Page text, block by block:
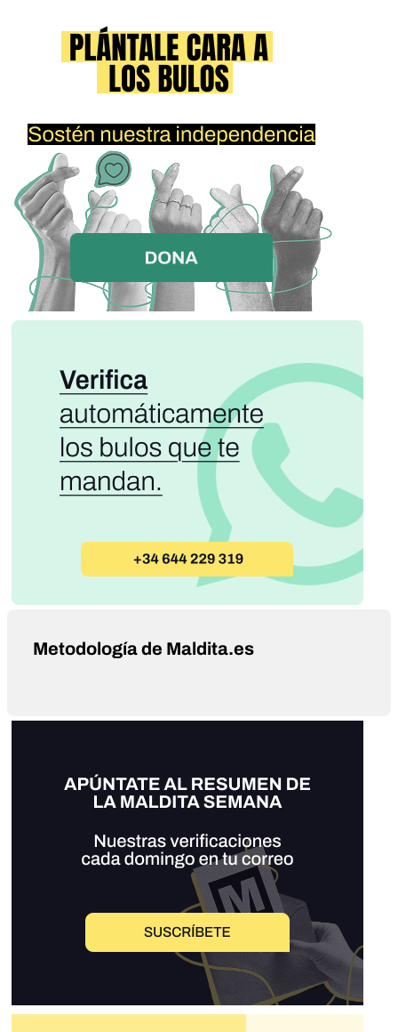
Metodología de Maldita.es